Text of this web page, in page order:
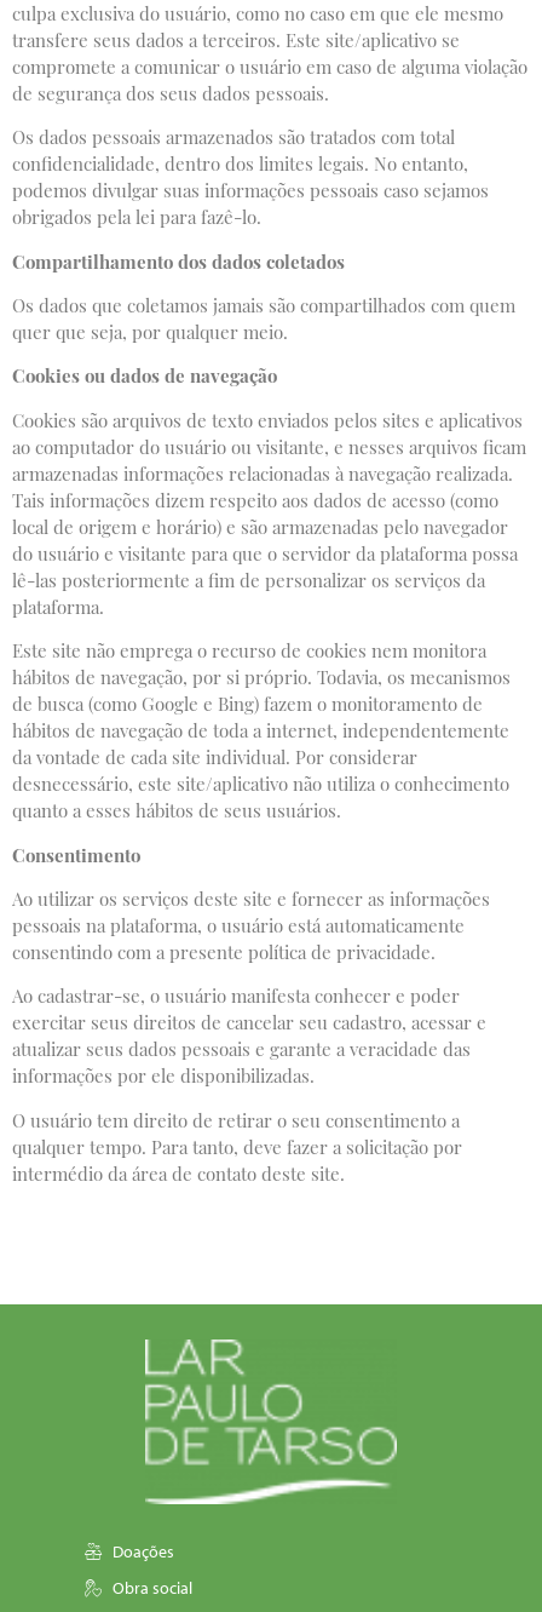
culpa exclusiva do usuário, como no caso em que ele mesmo
transfere seus dados a terceiros. Este site/aplicativo se
compromete a comunicar o usuário em caso de alguma violação
de segurança dos seus dados pessoais.
Os dados pessoais armazenados são tratados com total
confidencialidade, dentro dos limites legais. No entanto,
podemos divulgar suas informações pessoais caso sejamos
obrigados pela lei para fazê-lo.
Compartilhamento dos dados coletados
Os dados que coletamos jamais são compartilhados com quem
quer que seja, por qualquer meio.
Cookies ou dados de navegação
Cookies são arquivos de texto enviados pelos sites e aplicativos
ao computador do usuário ou visitante, e nesses arquivos ficam
armazenadas informações relacionadas à navegação realizada.
Tais informações dizem respeito aos dados de acesso (como
local de origem e horário) e são armazenadas pelo navegador
do usuário e visitante para que o servidor da plataforma possa
lê-las posteriormente a fim de personalizar os serviços da
plataforma.
Este site não emprega o recurso de cookies nem monitora
hábitos de navegação, por si próprio. Todavia, os mecanismos
de busca (como Google e Bing) fazem o monitoramento de
hábitos de navegação de toda a internet, independentemente
da vontade de cada site individual. Por considerar
desnecessário, este site/aplicativo não utiliza o conhecimento
quanto a esses hábitos de seus usuários.
Consentimento
Ao utilizar os serviços deste site e fornecer as informações
pessoais na plataforma, o usuário está automaticamente
consentindo com a presente política de privacidade.
Ao cadastrar-se, o usuário manifesta conhecer e poder
exercitar seus direitos de cancelar seu cadastro, acessar e
atualizar seus dados pessoais e garante a veracidade das
informações por ele disponibilizadas.
O usuário tem direito de retirar o seu consentimento a
qualquer tempo. Para tanto, deve fazer a solicitação por
intermédio da área de contato deste site.
Doações
Obra social